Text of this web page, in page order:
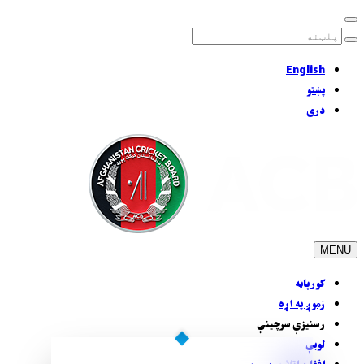
English
پښتو
دری
MENU
کورپاڼه
زموږ په اړه
رسنيزې سرچينې
لوبې